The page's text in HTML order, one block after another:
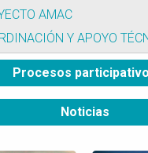
AMAC
Y APOYO
Procesos
Noticias